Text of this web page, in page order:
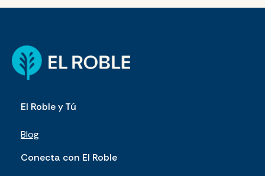
El Roble y Tú
Blog
Conecta con El Roble